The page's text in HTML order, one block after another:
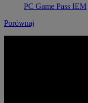
PC Game Pass IEM
Porównaj